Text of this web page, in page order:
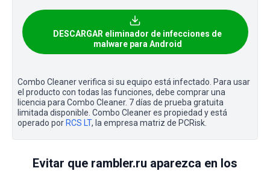
DESCARGAR eliminador de infecciones de
malware para Android
Combo Cleaner verifica si su equipo está infectado. Para usar
el producto con todas las funciones, debe comprar una
licencia para Combo Cleaner. 7 días de prueba gratuita
limitada disponible. Combo Cleaner es propiedad y está
operado por RCS LT, la empresa matriz de PCRisk.
Evitar que rambler.ru aparezca en los